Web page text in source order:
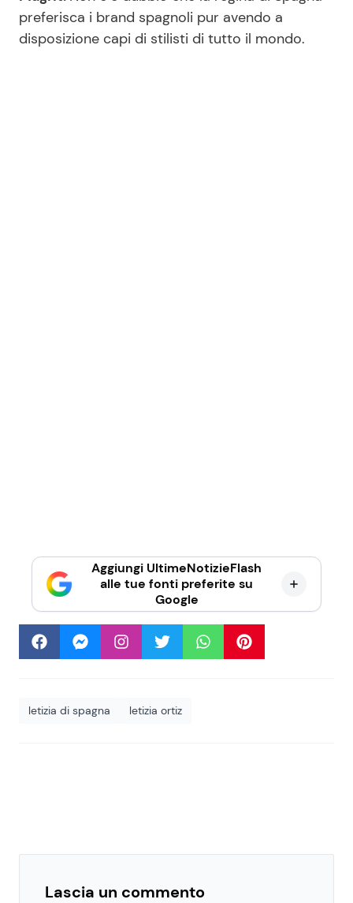
preferisca i brand spagnoli pur avendo a
disposizione capi di stilisti di tutto il mondo.
Aggiungi UltimeNotizieFlash
alle tue fonti preferite su
Google
letizia di spagna letizia ortiz
Lascia un commento